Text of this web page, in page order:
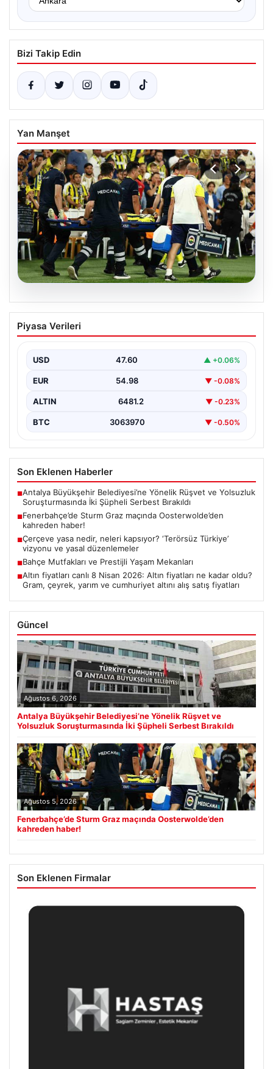
Bizi Takip Edin
Yan Manşet
05.08.2026
Fenerbahçe’de Sturm Graz maçında
Oosterwolde’den kahreden haber!
Piyasa Verileri
USD 47.60 ▲ +0.06%
EUR 54.98 ▼ -0.08%
ALTIN 6481.2 ▼ -0.23%
BTC 3063970 ▼ -0.50%
Son Eklenen Haberler
■Antalya Büyükşehir Belediyesi’ne Yönelik Rüşvet ve Yolsuzluk
Soruşturmasında İki Şüpheli Serbest Bırakıldı
■Fenerbahçe’de Sturm Graz maçında Oosterwolde’den
kahreden haber!
■Çerçeve yasa nedir, neleri kapsıyor? ‘Terörsüz Türkiye’
vizyonu ve yasal düzenlemeler
■Bahçe Mutfakları ve Prestijli Yaşam Mekanları
■Altın fiyatları canlı 8 Nisan 2026: Altın fiyatları ne kadar oldu?
Gram, çeyrek, yarım ve cumhuriyet altını alış satış fiyatları
Güncel
Ağustos 6, 2026
Antalya Büyükşehir Belediyesi’ne Yönelik Rüşvet ve
Yolsuzluk Soruşturmasında İki Şüpheli Serbest Bırakıldı
Ağustos 5, 2026
Fenerbahçe’de Sturm Graz maçında Oosterwolde’den
kahreden haber!
Son Eklenen Firmalar